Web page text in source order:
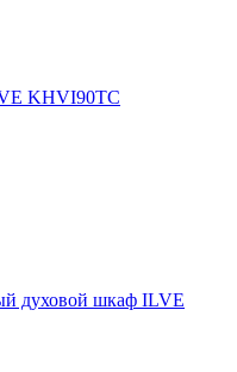
KHVI90TC
духовой шкаф ILVE